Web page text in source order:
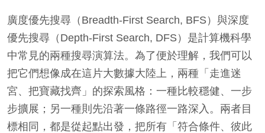
廣度優先搜尋（Breadth-First Search, BFS）與深度
優先搜尋（Depth-First Search, DFS）是計算機科學
中常見的兩種搜尋演算法。為了便於理解，我們可以
把它們想像成在這片大數據大陸上，兩種「走進迷
宮、把寶藏找齊」的探索風格：一種比較穩健、一步
步擴展；另一種則先沿著一條路徑一路深入。兩者目
標相同，都是從起點出發，把所有「符合條件、彼此